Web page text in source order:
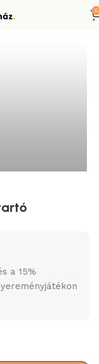
0
típusú távirányítók
a 15%